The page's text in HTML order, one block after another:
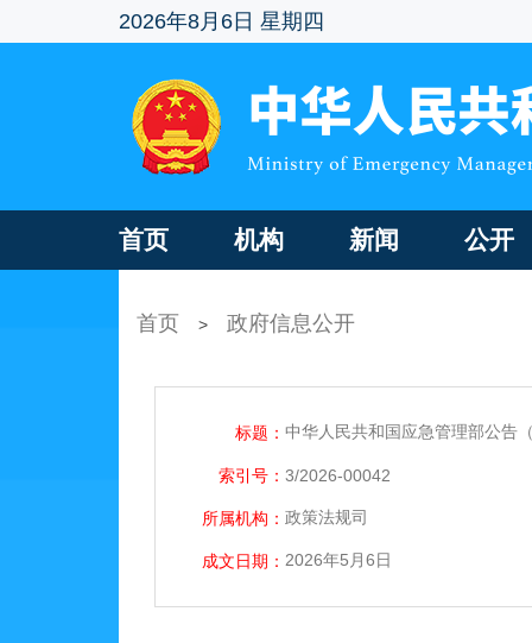
2026年8月6日 星期四
首页 机构 新闻 公开
首页 > 政府信息公开
标题： 中华人民共和国应急管理部公告
索引号： 3/2026-00042
所属机构： 政策法规司
成文日期： 2026年5月6日